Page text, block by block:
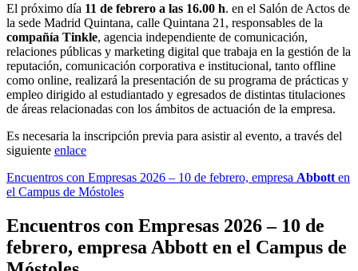
El próximo día 11 de febrero a las 16.00 h. en el Salón de Actos de
la sede Madrid Quintana, calle Quintana 21, responsables de la
compañía Tinkle, agencia independiente de comunicación,
relaciones públicas y marketing digital que trabaja en la gestión de la
reputación, comunicación corporativa e institucional, tanto offline
como online, realizará la presentación de su programa de prácticas y
empleo dirigido al estudiantado y egresados de distintas titulaciones
de áreas relacionadas con los ámbitos de actuación de la empresa.
Es necesaria la inscripción previa para asistir al evento, a través del
siguiente enlace
Encuentros con Empresas 2026 – 10 de febrero, empresa Abbott en
el Campus de Móstoles
Encuentros con Empresas 2026 – 10 de
febrero, empresa Abbott en el Campus de